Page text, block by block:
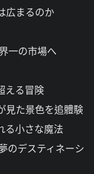
広まるのか
一の市場へ
える冒険
見た景色を追體験
る小さな魔法
のデスティネーシ